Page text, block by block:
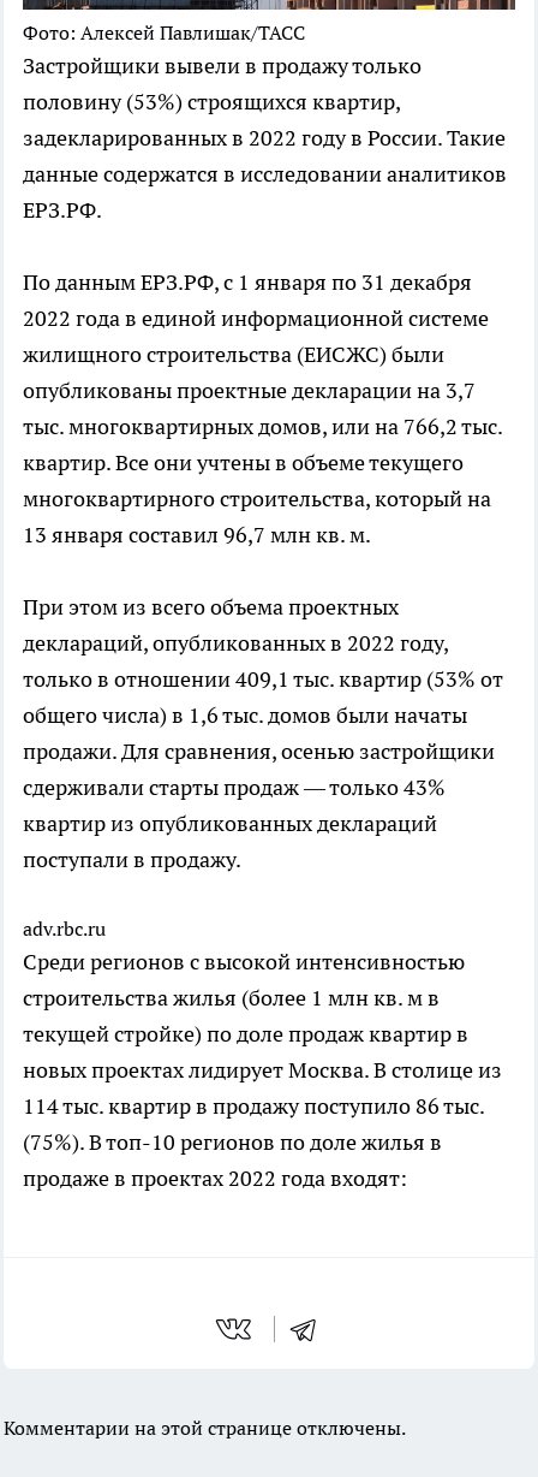
Фото: Алексей Павлишак/ТАСС
Застройщики вывели в продажу только
половину (53%) строящихся квартир,
задекларированных в 2022 году в России. Такие
данные содержатся в исследовании аналитиков
ЕРЗ.РФ.
По данным ЕРЗ.РФ, с 1 января по 31 декабря
2022 года в единой информационной системе
жилищного строительства (ЕИСЖС) были
опубликованы проектные декларации на 3,7
тыс. многоквартирных домов, или на 766,2 тыс.
квартир. Все они учтены в объеме текущего
многоквартирного строительства, который на
13 января составил 96,7 млн кв. м.
При этом из всего объема проектных
деклараций, опубликованных в 2022 году,
только в отношении 409,1 тыс. квартир (53% от
общего числа) в 1,6 тыс. домов были начаты
продажи. Для сравнения, осенью застройщики
сдерживали старты продаж — только 43%
квартир из опубликованных деклараций
поступали в продажу.
adv.rbc.ru
Среди регионов с высокой интенсивностью
строительства жилья (более 1 млн кв. м в
текущей стройке) по доле продаж квартир в
новых проектах лидирует Москва. В столице из
114 тыс. квартир в продажу поступило 86 тыс.
(75%). В топ-10 регионов по доле жилья в
продаже в проектах 2022 года входят:
Комментарии на этой странице отключены.